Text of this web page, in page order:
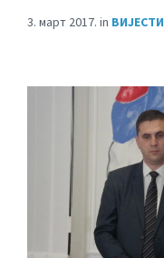
3. март 2017. in ВИЈЕСТИ